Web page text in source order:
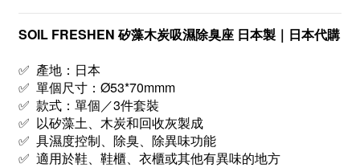
SOIL FRESHEN 矽藻木炭吸濕除臭座 日本製｜日本代購
✅ 產地：日本
✅ 單個尺寸：Ø53*70mmm
✅ 款式：單個／3件套裝
✅ 以矽藻土、木炭和回收灰製成
✅ 具濕度控制、除臭、除異味功能
✅ 適用於鞋、鞋櫃、衣櫃或其他有異味的地方